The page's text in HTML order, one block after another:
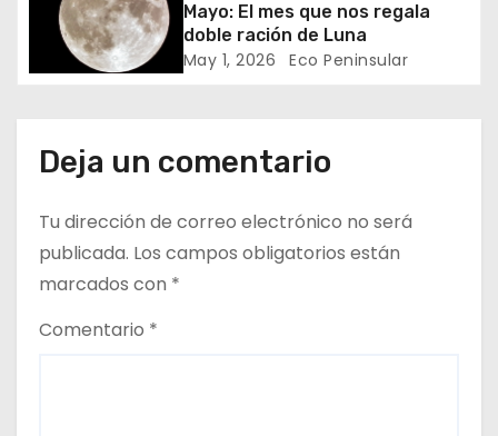
d
s
Mayo: El mes que nos regala
doble ración de Luna
May 1, 2026 Eco Peninsular
Deja un comentario
Tu dirección de correo electrónico no será
publicada. Los campos obligatorios están
marcados con *
Comentario *